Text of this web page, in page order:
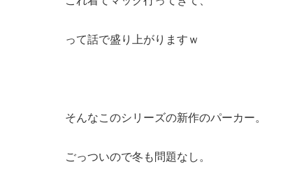
って話で盛り上がりますｗ
そんなこのシリーズの新作のパーカー。
ごっついので冬も問題なし。